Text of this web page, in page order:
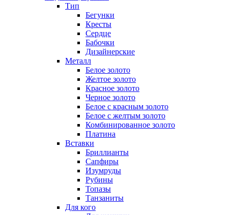
Тип
Бегунки
Кресты
Сердце
Бабочки
Дизайнерские
Металл
Белое золото
Желтое золото
Красное золото
Черное золото
Белое с красным золото
Белое с желтым золото
Комбинированное золото
Платина
Вставки
Бриллианты
Сапфиры
Изумруды
Рубины
Топазы
Танзаниты
Для кого